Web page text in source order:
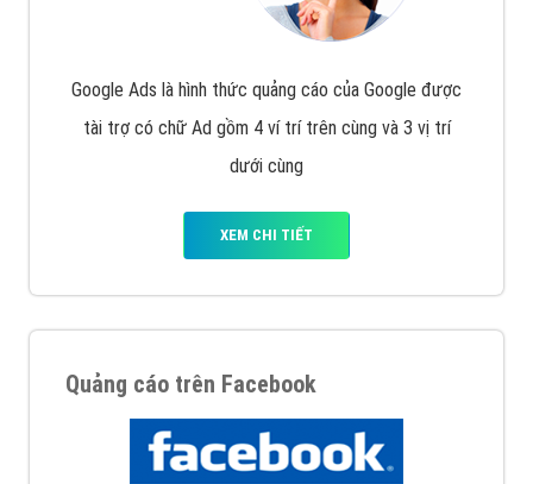
Google Ads là hình thức quảng cáo của Google được
tài trợ có chữ Ad gồm 4 ví trí trên cùng và 3 vị trí
dưới cùng
XEM CHI TIẾT
Quảng cáo trên Facebook